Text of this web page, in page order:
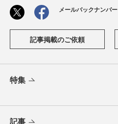
メールバックナンバー
記事掲載のご依頼
特集
記事